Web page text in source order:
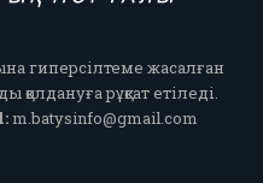
гиперсілтеме жасалған
рұқсат етіледі.
m.batysinfo@gmail.com